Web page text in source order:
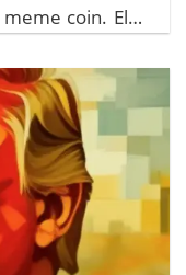
coin. Elon
dự luật “Big